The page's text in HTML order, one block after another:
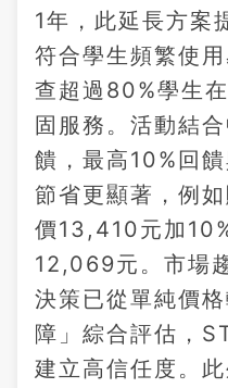
1年，此延長方案
符合學生頻繁使
查超過80%學生
固服務。活動結
饋，最高10%回
節省更顯著，例
價13,410元加
12,069元。市場
決策已從單純價
障」綜合評估，
建立高信任度。